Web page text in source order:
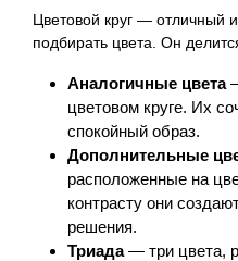
Цветовой круг — отличный
подбирать цвета. Он
Аналогичные цвета
цветовом круге. Их
спокойный образ.
Дополнительные
расположенные на
контрасту они
решения.
Триада— три цвета,